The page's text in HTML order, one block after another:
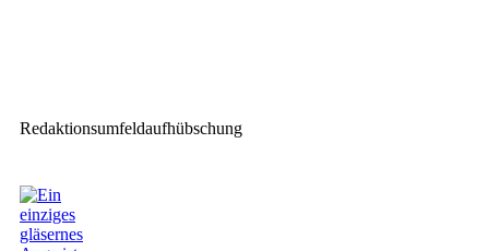
Redaktionsumfeldaufhübschung